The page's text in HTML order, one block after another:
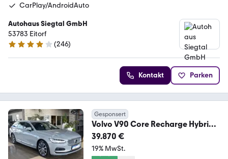
CarPlay/AndroidAuto
Autohaus Siegtal GmbH
53783 Eitorf
4.1 Sterne
(246)
Kontakt Parken
Gesponsert
Volvo V90 Core Recharge Hybrid
AWD dig.Cockpit Leder
39.870 €
19% MwSt.